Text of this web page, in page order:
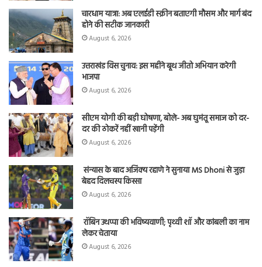
चारधाम यात्रा: अब एलईडी स्क्रीन बताएगी मौसम और मार्ग बंद
होने की सटीक जानकारी
August 6, 2026
उत्तराखंड विस चुनाव: इस महीने बूथ जीतो अभियान करेगी
भाजपा
August 6, 2026
सीएम योगी की बड़ी घोषणा, बोले- अब घुमंतू समाज को दर-
दर की ठोकरें नहीं खानी पड़ेंगी
August 6, 2026
संन्यास के बाद अजिंक्‍य रहाणे ने सुनाया MS Dhoni से जुड़ा
बेहद दिलचस्प किस्सा
August 6, 2026
रॉबिन उथप्पा की भविष्यवाणी; पृथ्वी शॉ और कांबली का नाम
लेकर चेताया
August 6, 2026